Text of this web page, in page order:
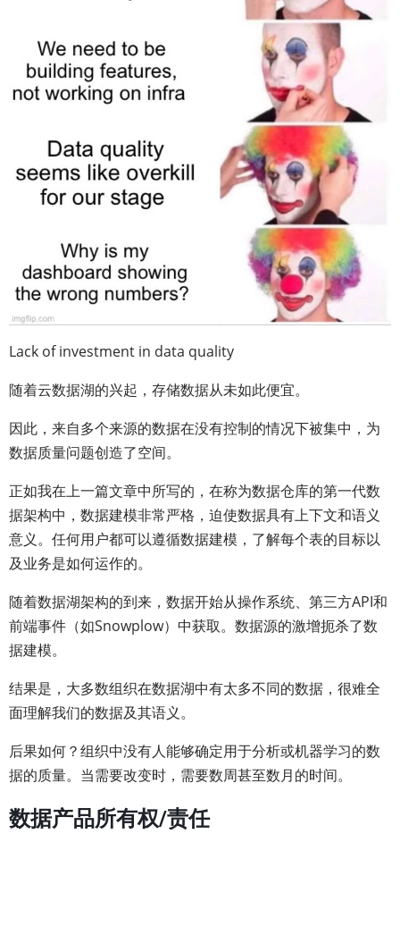
Lack of investment in data quality
随着云数据湖的兴起，存储数据从未如此便宜。
因此，来自多个来源的数据在没有控制的情况下被集中，为
数据质量问题创造了空间。
正如我在上一篇文章中所写的，在称为数据仓库的第一代数
据架构中，数据建模非常严格，迫使数据具有上下文和语义
意义。任何用户都可以遵循数据建模，了解每个表的目标以
及业务是如何运作的。
随着数据湖架构的到来，数据开始从操作系统、第三方API和
前端事件（如Snowplow）中获取。数据源的激增扼杀了数
据建模。
结果是，大多数组织在数据湖中有太多不同的数据，很难全
面理解我们的数据及其语义。
后果如何？组织中没有人能够确定用于分析或机器学习的数
据的质量。当需要改变时，需要数周甚至数月的时间。
数据产品所有权/责任